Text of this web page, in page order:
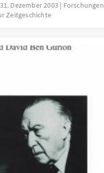
31. Dezember 2003
Forschungen
Zeitgeschichte